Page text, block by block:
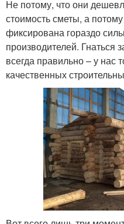
Не потому, что они
стоимость сметы, а
фиксирована гораздо
производителей. Гнаться
всегда правильно – у нас
качественных